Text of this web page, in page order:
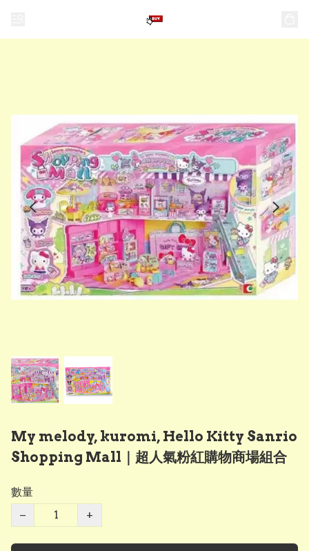
My melody, kuromi, Hello Kitty Sanrio
Shopping Mall｜超人氣粉紅購物商場組合
數量
−
+